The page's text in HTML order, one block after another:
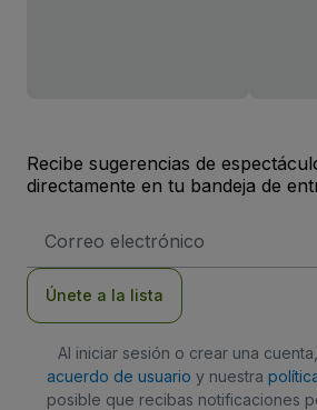
Recibe sugerencias de
directamente en tu bandeja de
de
Únete a la lista
Al iniciar sesión o crear una
acuerdo de usuario y nuestra
posible que recibas notificaciones